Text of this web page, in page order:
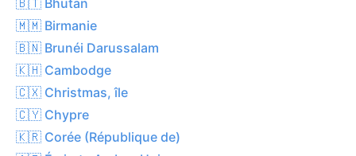
🇲🇲 Birmanie
🇧🇳 Brunéi Darussalam
🇰🇭 Cambodge
🇨🇽 Christmas, île
🇨🇾 Chypre
🇰🇷 Corée (République de)